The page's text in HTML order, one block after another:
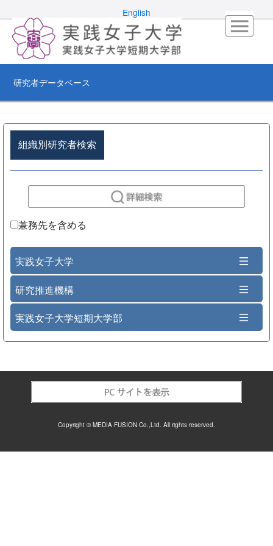
English
研究者データベース
組織別研究者検索
兼務先を含める
実践女子大学
研究推進機構
実践女子大学短期大学部
Copyright © MEDIA FUSION Co.,Ltd. All rights reserved.